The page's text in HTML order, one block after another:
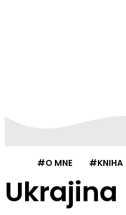
#O MNE #KNIHA
Ukrajina